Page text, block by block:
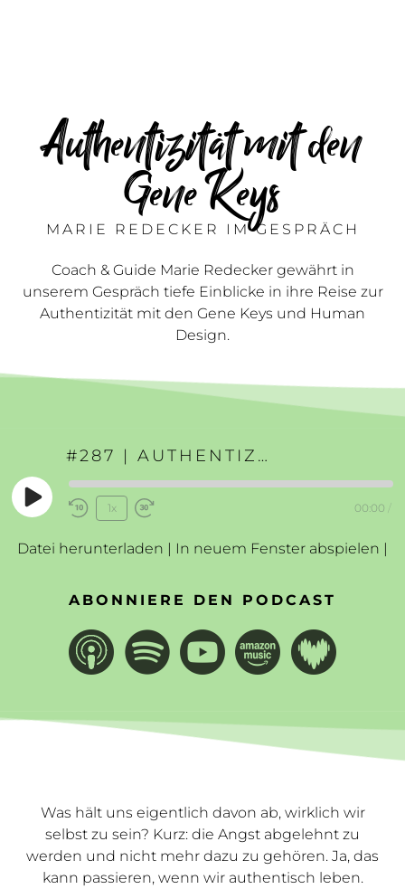
Authentizität mit den
Gene Keys
MARIE REDECKER IM GESPRÄCH
Coach & Guide Marie Redecker gewährt in
unserem Gespräch tiefe Einblicke in ihre Reise zur
Authentizität mit den Gene Keys und Human
Design.
#287 | AUTHENTIZITÄT MIT DEN GENE KEYS
Play
EpisodeRewind
Seconds
1x
30
00:00 /
Datei herunterladen | In neuem Fenster abspielen |
ABONNIERE DEN PODCAST
Was hält uns eigentlich davon ab, wirklich wir
selbst zu sein? Kurz: die Angst abgelehnt zu
werden und nicht mehr dazu zu gehören. Ja, das
kann passieren, wenn wir authentisch leben.